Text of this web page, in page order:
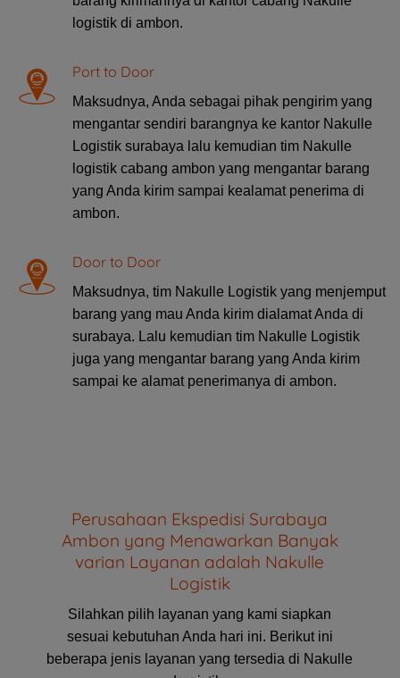
logistik di ambon.
Port to Door
Maksudnya, Anda sebagai pihak pengirim yang
mengantar sendiri barangnya ke kantor Nakulle
Logistik surabaya lalu kemudian tim Nakulle
logistik cabang ambon yang mengantar barang
yang Anda kirim sampai kealamat penerima di
ambon.
Door to Door
Maksudnya, tim Nakulle Logistik yang menjemput
barang yang mau Anda kirim dialamat Anda di
surabaya. Lalu kemudian tim Nakulle Logistik
juga yang mengantar barang yang Anda kirim
sampai ke alamat penerimanya di ambon.
Perusahaan Ekspedisi Surabaya
Ambon yang Menawarkan Banyak
varian Layanan adalah Nakulle
Logistik
Silahkan pilih layanan yang kami siapkan
sesuai kebutuhan Anda hari ini. Berikut ini
beberapa jenis layanan yang tersedia di Nakulle